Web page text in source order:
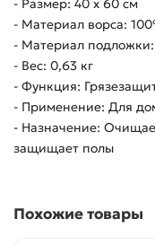
- Размер: 40 х 60 см
- Материал ворса:
- Материал
- Вес: 0,63 кг
- Функция:
- Применение: Для
- Назначение:
защищает полы
Похожие товары